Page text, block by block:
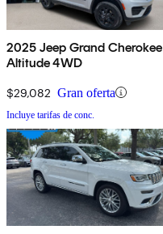
2025 Jeep Grand Cherokee
Altitude 4WD
$29,082 Gran oferta
Incluye tarifas de conc.